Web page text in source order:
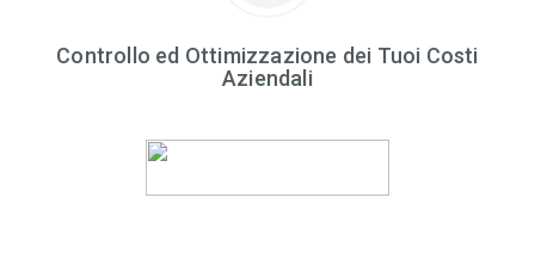
Controllo ed Ottimizzazione dei Tuoi Costi
Aziendali